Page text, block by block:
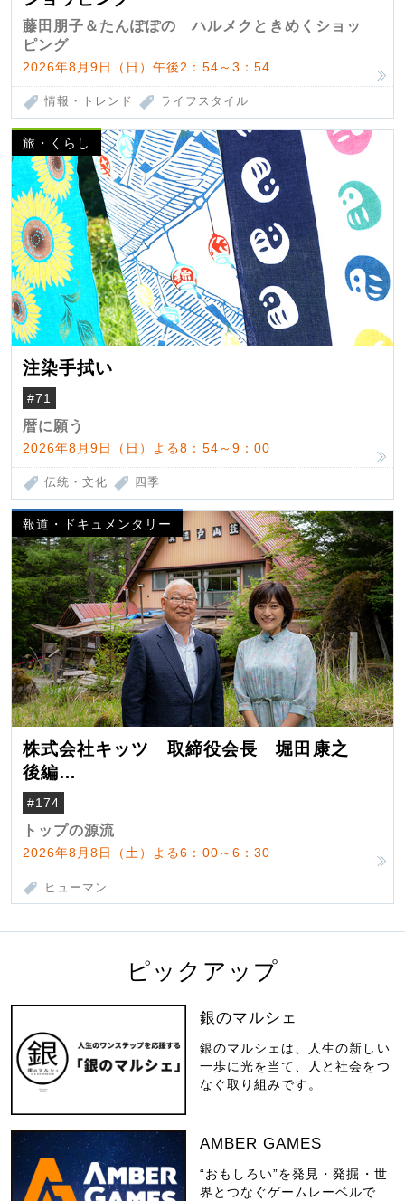
藤田朋子＆たんぽぽの ハルメクときめくショッ
ピング
2026年8月9日（日）午後2：54～3：54
情報・トレンド ライフスタイル
旅・くらし
注染手拭い
#71
暦に願う
2026年8月9日（日）よる8：54～9：00
伝統・文化 四季
報道・ドキュメンタリー
株式会社キッツ 取締役会長 堀田康之
後編
米国駐在でも浮かんだ八ヶ岳 山小屋を営
んだ父母
#174
トップの源流
2026年8月8日（土）よる6：00～6：30
ヒューマン
ピックアップ
銀のマルシェ
銀のマルシェは、人生の新しい
一歩に光を当て、人と社会をつ
なぐ取り組みです。
AMBER GAMES
“おもしろい”を発見・発掘・世
界とつなぐゲームレーベルで